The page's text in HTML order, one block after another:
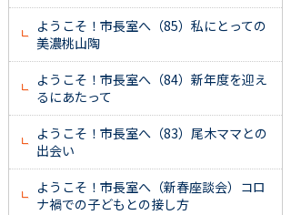
ようこそ！市長室へ（85）私にとっての
美濃桃山陶
ようこそ！市長室へ（84）新年度を迎え
るにあたって
ようこそ！市長室へ（83）尾木ママとの
出会い
ようこそ！市長室へ（新春座談会）コロ
ナ禍での子どもとの接し方